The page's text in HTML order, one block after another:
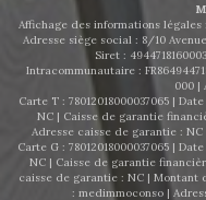
Affichage des informations légales
Adresse siège social : 8/10
Siret :
Intracommunautaire :
000 |
Carte T : 78012018000037065 |
NC | Caisse de garantie
Adresse caisse de garantie :
Carte G : 78012018000037065 |
NC | Caisse de garantie
caisse de garantie : NC | Montant
: medimmoconso |